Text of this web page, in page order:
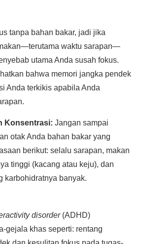
tanpa bahan bakar, jadi jika
waktu sarapan—
utama Anda susah fokus.
bahwa memori jangka pendek
Anda terkikis apabila Anda
Konsentrasi: Jangan sampai
otak Anda bahan bakar yang
berikut: selalu sarapan, makan
tinggi (kacang atau keju), dan
karbohidratnya banyak.
disorder (ADHD)
gejala khas seperti: rentang